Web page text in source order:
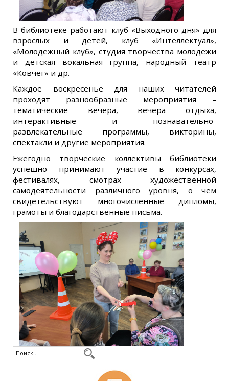
В библиотеке работают клуб «Выходного дня» для
взрослых и детей, клуб «Интеллектуал»,
«Молодежный клуб», студия творчества молодежи
и детская вокальная группа, народный театр
«Ковчег» и др.
Каждое воскресенье для наших читателей
проходят разнообразные мероприятия –
тематические вечера, вечера отдыха,
интерактивные и познавательно-
развлекательные программы, викторины,
спектакли и другие мероприятия.
Ежегодно творческие коллективы библиотеки
успешно принимают участие в конкурсах,
фестивалях, смотрах художественной
самодеятельности различного уровня, о чем
свидетельствуют многочисленные дипломы,
грамоты и благодарственные письма.